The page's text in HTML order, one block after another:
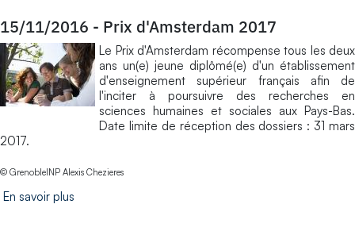
15/11/2016 - Prix d'Amsterdam 2017
Le Prix d'Amsterdam récompense tous les deux
ans un(e) jeune diplômé(e) d'un établissement
d'enseignement supérieur français afin de
l'inciter à poursuivre des recherches en
sciences humaines et sociales aux Pays-Bas.
Date limite de réception des dossiers : 31 mars
2017.
© GrenobleINP Alexis Chezieres
En savoir plus